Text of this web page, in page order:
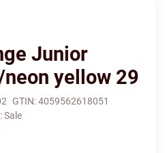
Junior
yellow 29
GTIN:4059562618051
Sale